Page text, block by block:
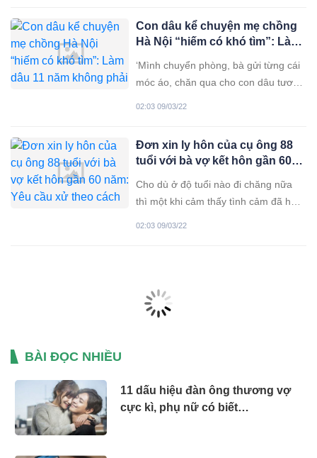
clip được tài khoản có tên L.A chia sẻ
trên mạng xã hội đã khiến
Con dâu kể chuyện mẹ chồng
Hà Nội “hiếm có khó tìm”: Làm
cơm, khi đang yêu đã được lo
cho từng lọ muối vừng, chai
nước uống!
‘Mình chuyển phòng, bà gửi từng cái
móc áo, chăn qua cho con dâu tương
tốt bụng, chu đáo đến vậy’, Lộc tâm
sự. Bình thường, những câu chuyện
mẹ chồng nàng
02:03 09/03/22
Đơn xin ly hôn của cụ ông 88
tuổi với bà vợ kết hôn gần 60
nhanh nhất, xem đến lý do mới
bất ngờ!
Cho dù ở độ tuổi nào đi chăng nữa
thì một khi cảm thấy tình cảm đã hết
02:03 09/03/22
BÀI ĐỌC NHIỀU
11 dấu hiệu đàn ông thương vợ
cực kì, phụ nữ có biết…